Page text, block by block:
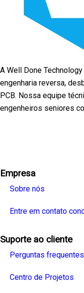
A Well Done
engenharia reversa,
PCB. Nossa equipe
engenheiros seniores
Empresa
Sobre nós
Entre em contato
Suporte ao cliente
Perguntas frequentes
Centro de Projetos